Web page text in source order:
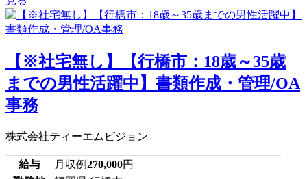
【※社宅無し】【行橋市：18歳～35歳
までの男性活躍中】書類作成・管理/OA
事務
株式会社ティーエムビジョン
給与 月収例270,000円